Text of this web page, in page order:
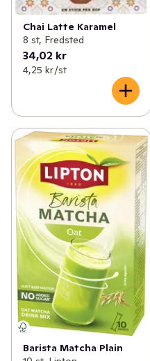
Chai Latte Karamel
8 st, Fredsted
34,02 kr
4,25 kr /st
Barista Matcha Plain